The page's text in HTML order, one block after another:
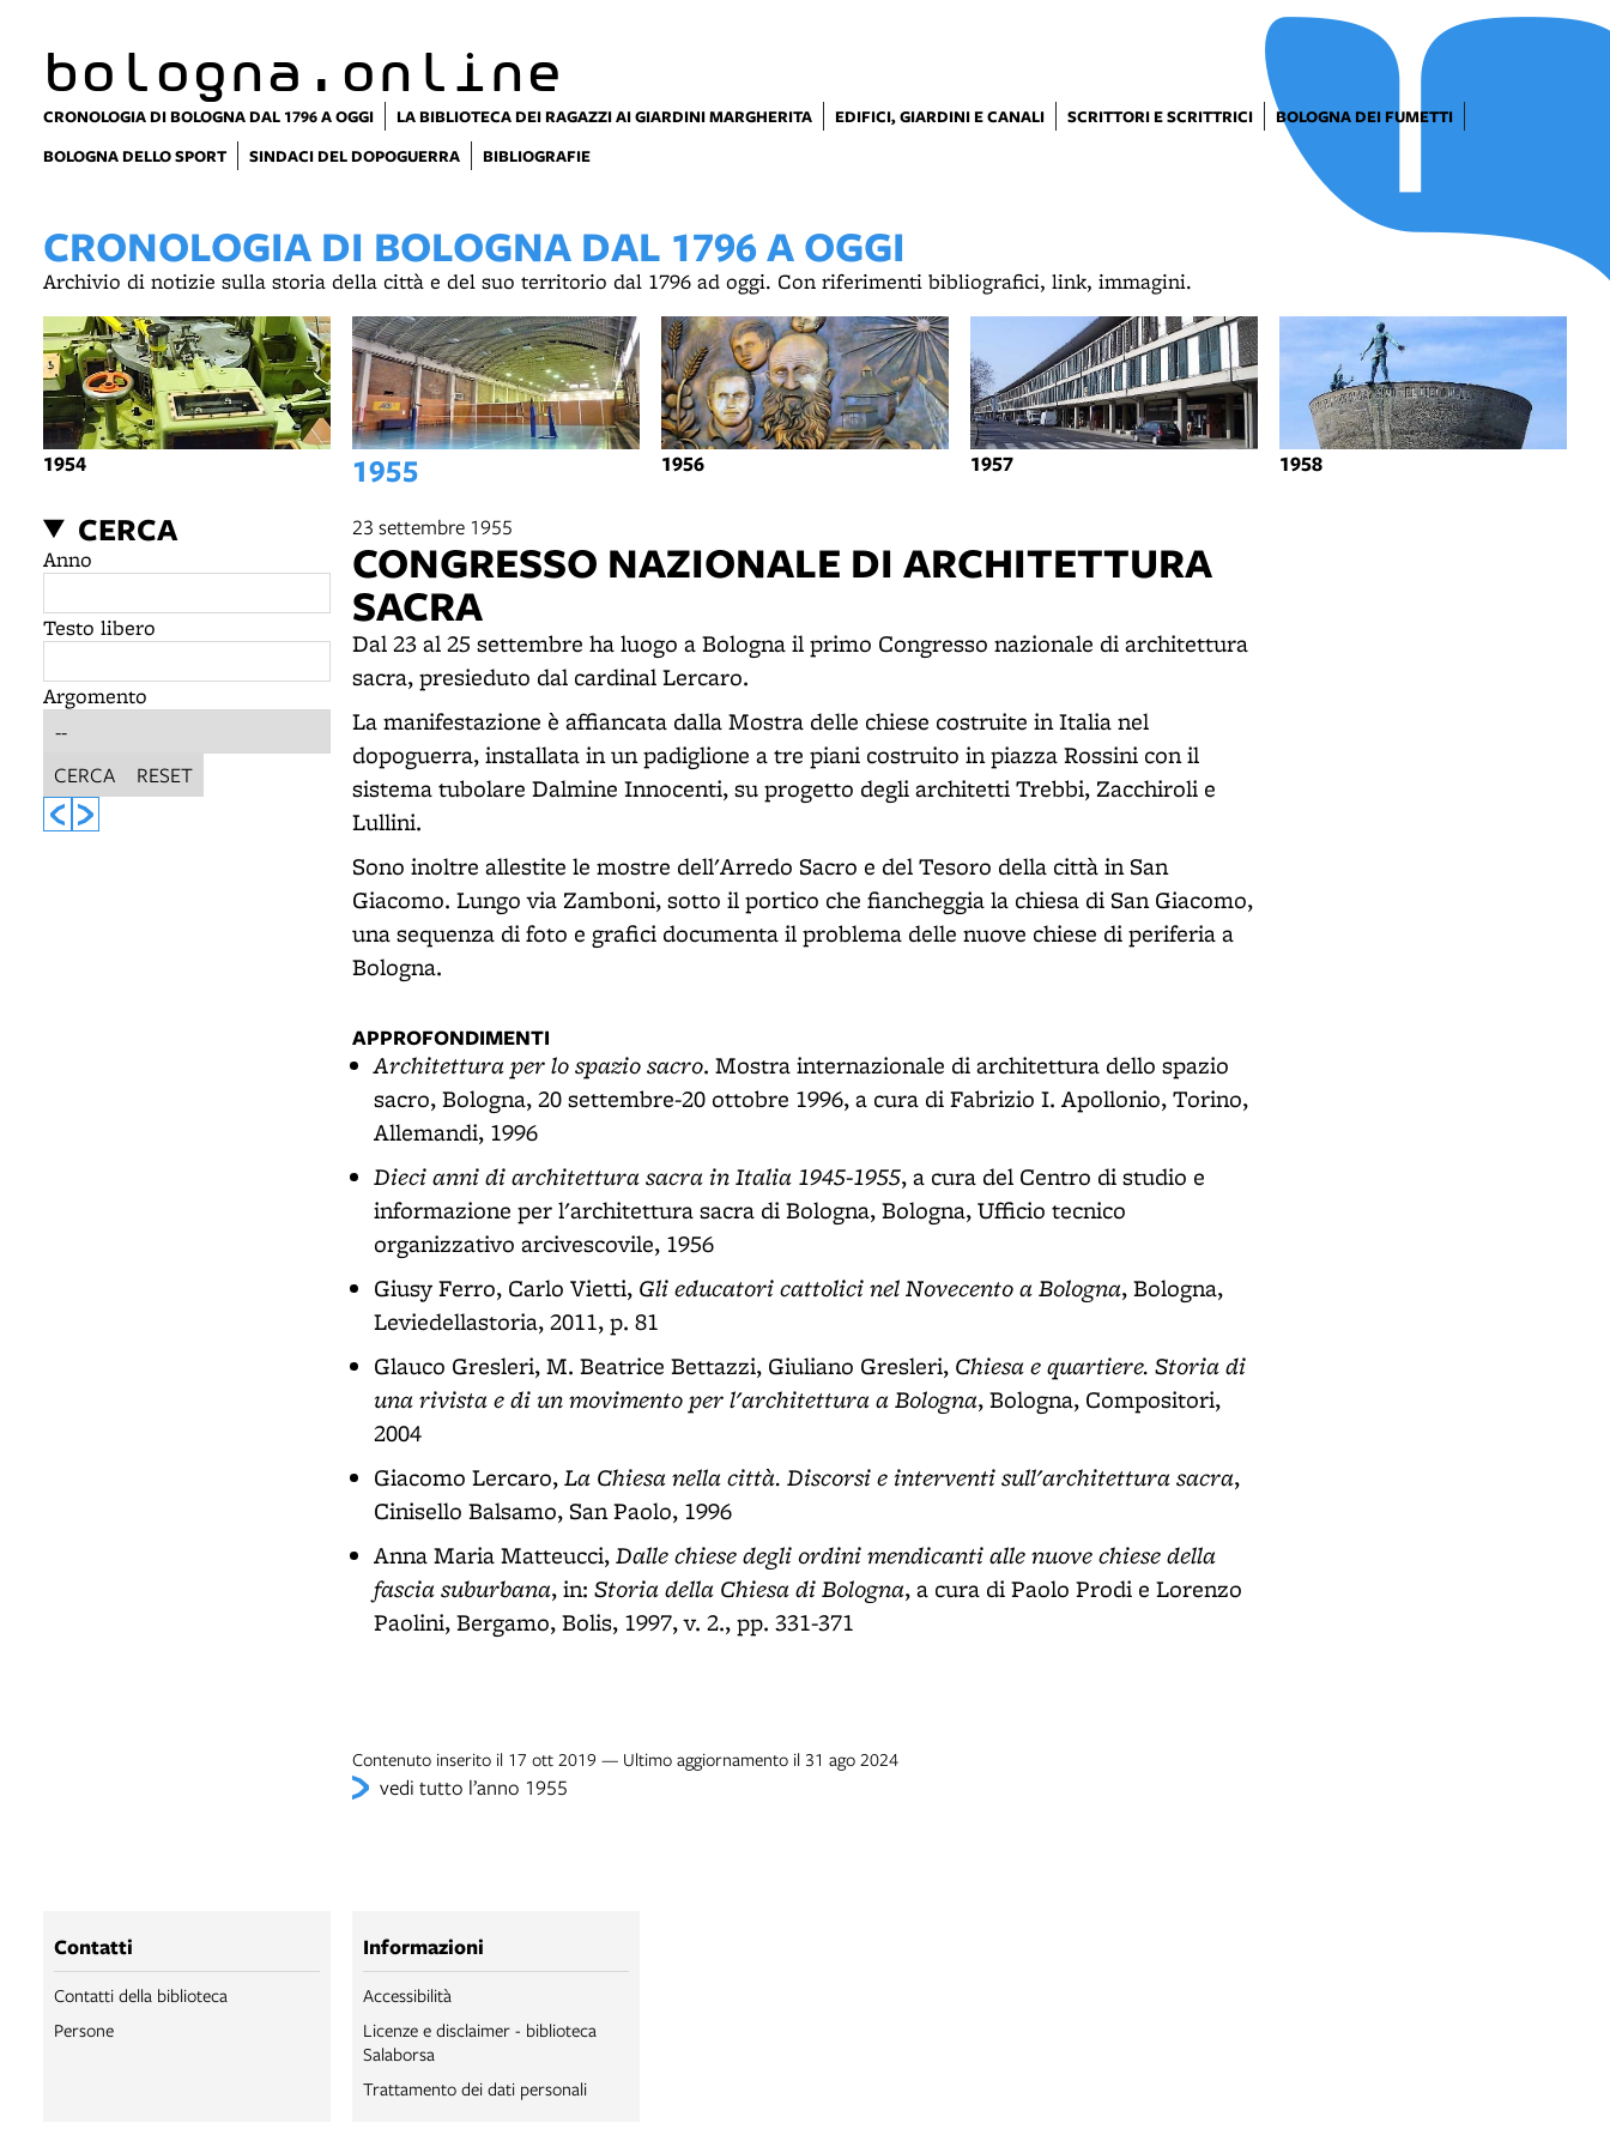
bologna.online
CRONOLOGIA DI BOLOGNA DAL 1796 A OGGI LA BIBLIOTECA DEI RAGAZZI AI GIARDINI MARGHERITA EDIFICI, GIARDINI E CANALI SCRITTORI E SCRITTRICI
BOLOGNA DEI FUMETTI
BOLOGNA DELLO SPORT
SINDACI DEL DOPOGUERRA BIBLIOGRAFIE
CRONOLOGIA DI BOLOGNA DAL 1796 A OGGI
Archivio di notizie sulla storia della città e del suo territorio dal 1796 ad oggi. Con riferimenti bibliografici, link, immagini.
1954 1955 1956 1957 1958
CERCA
Anno
Testo libero
Argomento
CERCA RESET
23 settembre 1955
CONGRESSO NAZIONALE DI ARCHITETTURA
SACRA
Dal 23 al 25 settembre ha luogo a Bologna il primo Congresso nazionale di architettura
sacra, presieduto dal cardinal Lercaro.
La manifestazione è affiancata dalla Mostra delle chiese costruite in Italia nel
dopoguerra, installata in un padiglione a tre piani costruito in piazza Rossini con il
sistema tubolare Dalmine Innocenti, su progetto degli architetti Trebbi, Zacchiroli e
Lullini.
Sono inoltre allestite le mostre dell'Arredo Sacro e del Tesoro della città in San
Giacomo. Lungo via Zamboni, sotto il portico che fiancheggia la chiesa di San Giacomo,
una sequenza di foto e grafici documenta il problema delle nuove chiese di periferia a
Bologna.
APPROFONDIMENTI
Architettura per lo spazio sacro. Mostra internazionale di architettura dello spazio
sacro, Bologna, 20 settembre-20 ottobre 1996, a cura di Fabrizio I. Apollonio, Torino,
Allemandi, 1996
Dieci anni di architettura sacra in Italia 1945-1955, a cura del Centro di studio e
informazione per l'architettura sacra di Bologna, Bologna, Ufficio tecnico
organizzativo arcivescovile, 1956
Giusy Ferro, Carlo Vietti, Gli educatori cattolici nel Novecento a Bologna, Bologna,
Leviedellastoria, 2011, p. 81
Glauco Gresleri, M. Beatrice Bettazzi, Giuliano Gresleri, Chiesa e quartiere. Storia di
una rivista e di un movimento per l'architettura a Bologna, Bologna, Compositori,
2004
Giacomo Lercaro,La Chiesa nella città. Discorsi e interventi sull'architettura sacra,
Cinisello Balsamo, San Paolo, 1996
Anna Maria Matteucci,Dalle chiese degli ordini mendicanti alle nuove chiese della
fascia suburbana, in: Storia della Chiesa di Bologna, a cura di Paolo Prodi e Lorenzo
Paolini, Bergamo, Bolis, 1997, v. 2., pp. 331-371
Contenuto inserito il 17 ott 2019 — Ultimo aggiornamento il 31 ago 2024
vedi tutto l’anno 1955
Contatti
Contatti della biblioteca
Persone
Informazioni
Accessibilità
Licenze e disclaimer - biblioteca
Salaborsa
Trattamento dei dati personali